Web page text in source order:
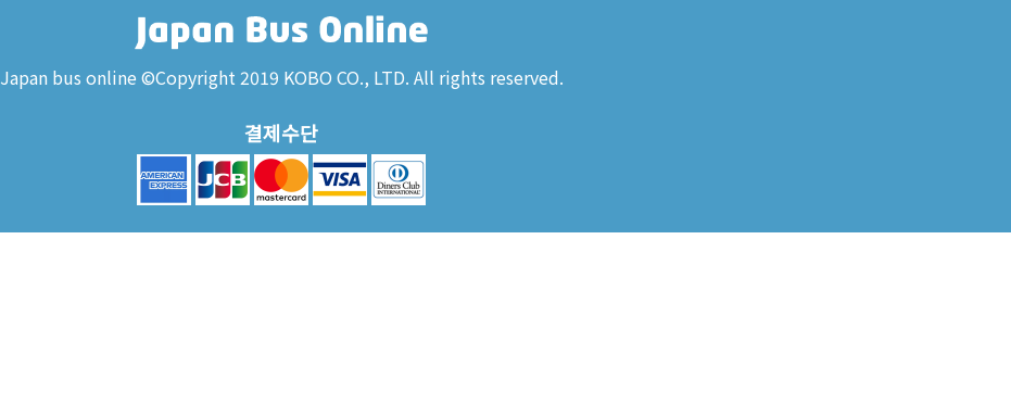
Japan bus online ©Copyright 2019 KOBO CO., LTD. All rights reserved.
결제수단